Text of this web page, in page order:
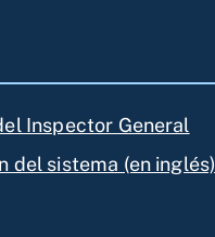
Inspector General
del sistema (en inglés)